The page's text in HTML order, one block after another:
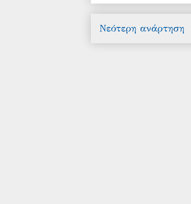
Νεότερη ανάρτηση